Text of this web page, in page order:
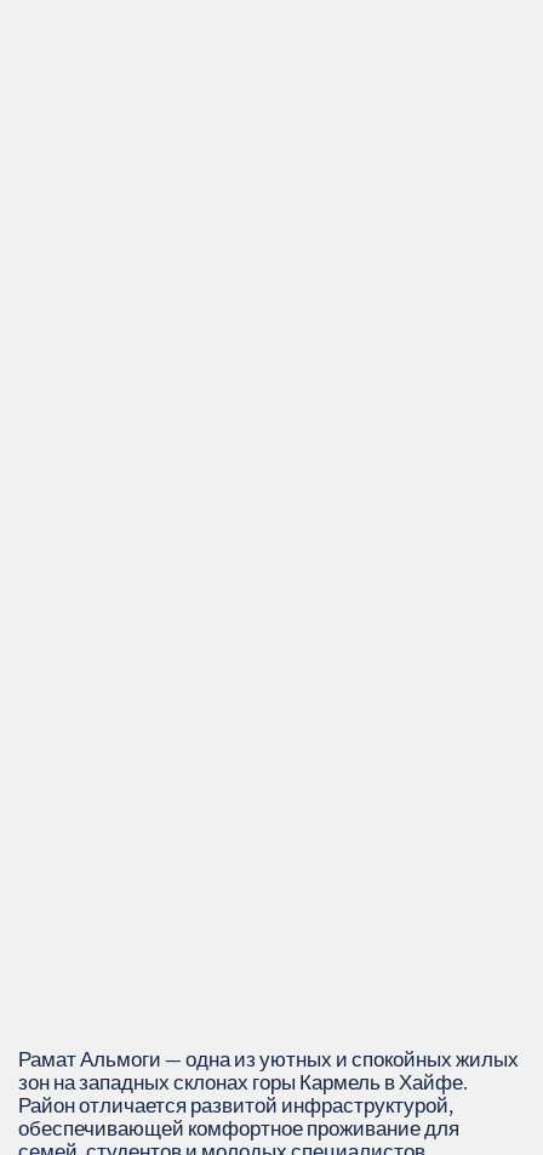
Рамат Альмоги — одна из уютных и спокойных жилых
зон на западных склонах горы Кармель в Хайфе.
Район отличается развитой инфраструктурой,
обеспечивающей комфортное проживание для